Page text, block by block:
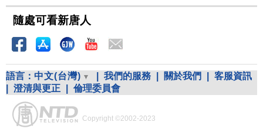
隨處可看新唐人
語言： 中文(台灣) 我們的服務 關於我們
客服資訊
澄清與更正 倫理委員會
Copyright ©2002-2023